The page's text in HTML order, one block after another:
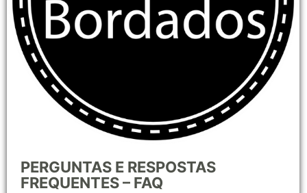
PERGUNTAS E RESPOSTAS
FREQUENTES – FAQ